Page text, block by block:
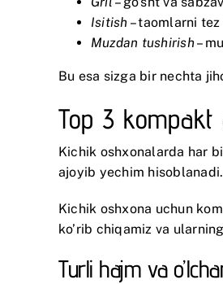
Isitish – taomlarni
Muzdan tushirish–
Bu esa sizga bir nechta
Top 3
Kichik oshxonalarda har
ajoyib yechim
Kichik oshxona uchun
ko’rib chiqamiz va
Turli hajm va